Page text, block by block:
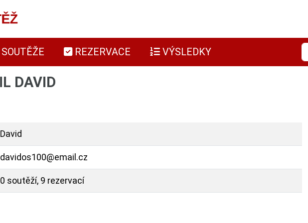
SOUTĚŽE REZERVACE VÝSLEDKY
DAVID
David
davidos100@email.cz
0 soutěží, 9 rezervací